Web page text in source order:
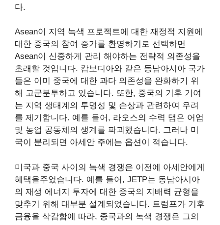
다.
Asean이 지역 녹색 프로젝트에 대한 재정적 지원에
대한 중국의 참여 증가를 환영하기로 선택하면
Asean이 신중하게 관리 해야하는 전략적 의존성을
초래할 것입니다. 캄보디아와 같은 동남아시아 국가
들은 이미 중국에 대한 과다 의존성을 완화하기 위
해 고군분투하고 있습니다. 또한, 중국의 기후 기여
는 지역 생태계의 투명성 및 손상과 관련하여 우려
를 제기합니다. 예를 들어, 라오스의 수력 댐은 어업
및 농업 공동체의 생계를 파괴했습니다. 그러나 미
국이 분리되면 아세안 주에는 옵션이 적습니다.
미국과 중국 사이의 녹색 경쟁은 이전에 아세안에게
혜택을주었습니다. 예를 들어, JETP는 동남아시아
의 재생 에너지 투자에 대한 중국의 지배력 균형을
맞추기 위해 대부분 설계되었습니다. 트럼프가 기후
금융을 삭감함에 따라, 중국과의 녹색 경쟁은 그의